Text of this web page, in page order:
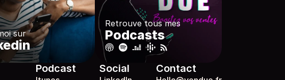
sur
Retrouve tous mes
Podcasts
Podcast Social Contact